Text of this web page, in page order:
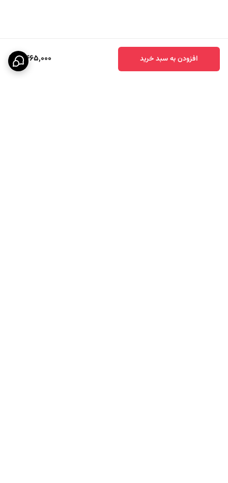
2,465,000 افزودن به سبد خرید